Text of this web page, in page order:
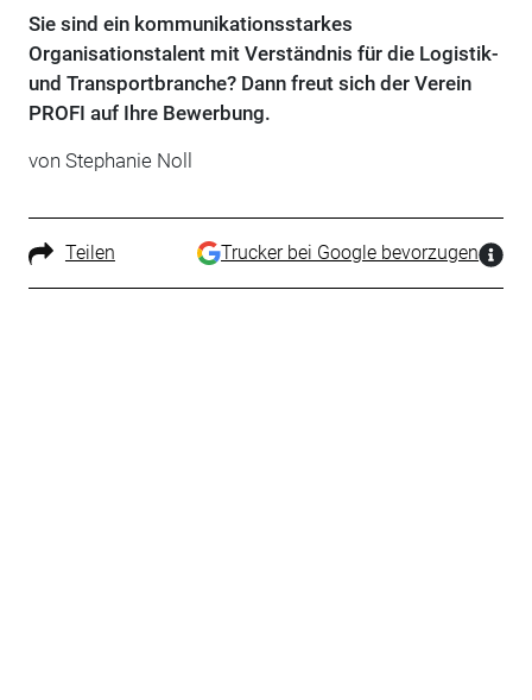
Sie sind ein kommunikationsstarkes
Organisationstalent mit Verständnis für die Logistik-
und Transportbranche? Dann freut sich der Verein
PROFI auf Ihre Bewerbung.
von Stephanie Noll
Teilen Trucker bei Google bevorzugen